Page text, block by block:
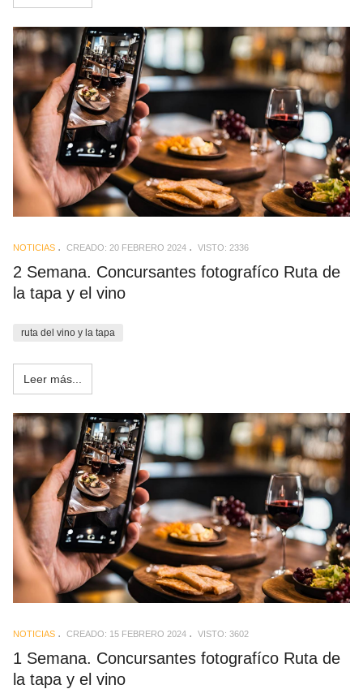
NOTICIAS CREADO: 20 FEBRERO 2024 VISTO: 2336
2 Semana. Concursantes fotografíco Ruta de
la tapa y el vino
ruta del vino y la tapa
Leer más...
NOTICIAS CREADO: 15 FEBRERO 2024 VISTO: 3602
1 Semana. Concursantes fotografíco Ruta de
la tapa y el vino